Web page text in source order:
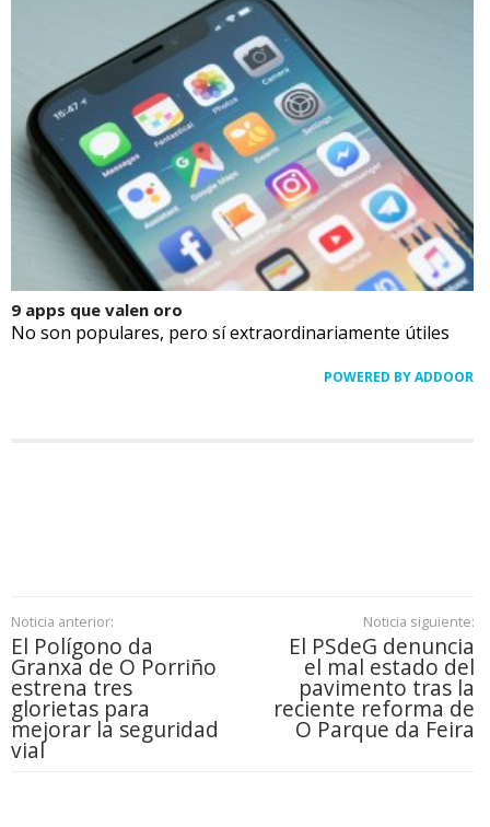
9 apps que valen oro
No son populares, pero sí extraordinariamente útiles
POWERED BY ADDOOR
Noticia anterior:
El Polígono da
Granxa de O Porriño
estrena tres
glorietas para
mejorar la seguridad
vial
Noticia siguiente:
El PSdeG denuncia
el mal estado del
pavimento tras la
reciente reforma de
O Parque da Feira